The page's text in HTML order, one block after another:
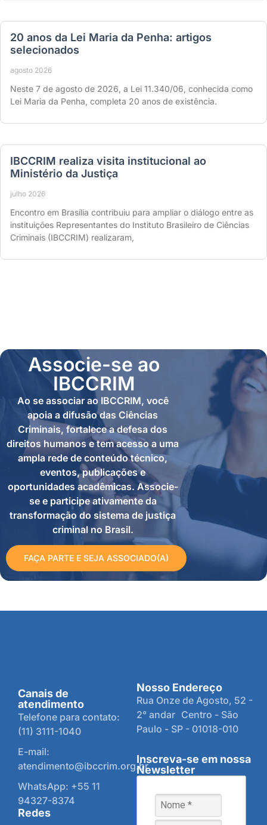
20 anos da Lei Maria da Penha: artigos
selecionados
agosto 2026
Neste 7 de agosto de 2026, a Lei 11.340/06, conhecida como
Lei Maria da Penha, completa 20 anos de existência.
IBCCRIM realiza visita institucional ao
Ministério da Justiça
julho 2026
Encontro em Brasília contribuiu para ampliar o diálogo entre as
instituições Representantes do Instituto Brasileiro de Ciências
Criminais (IBCCRIM) realizaram,
Associe-se ao
IBCCRIM
Ao se associar ao IBCCRIM, você
apoia a difusão das Ciências
Criminais, fortalece a defesa dos
direitos humanos e tem acesso a uma
ampla rede de conteúdo técnico,
eventos, publicações e
oportunidades acadêmicas. Associe-
se e participe ativamente da
transformação do sistema de justiça
criminal no Brasil.
FAÇA PARTE E SEJA ASSOCIADO(A)
Canais de
atendimento
Telefone para contato:
(11) 3111-1040
E-mail:
atendimento@ibccrim.org.br
WhatsApp: +55 11
94327-8374
Redes
Nosso Endereço
Rua Onze de Agosto, 52 -
2° andar Centro - São
Paulo - SP - 01018-010
Inscreva-se em nossa
Newsletter